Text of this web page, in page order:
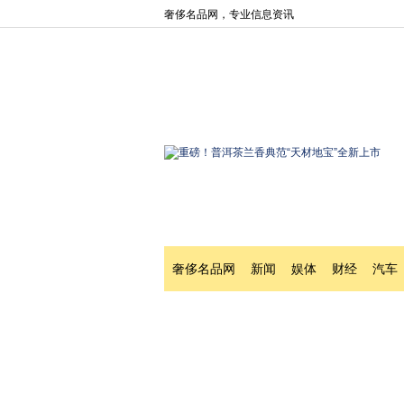
奢侈名品网，专业信息资讯
奢侈名品网 新闻 娱体 财经 汽车